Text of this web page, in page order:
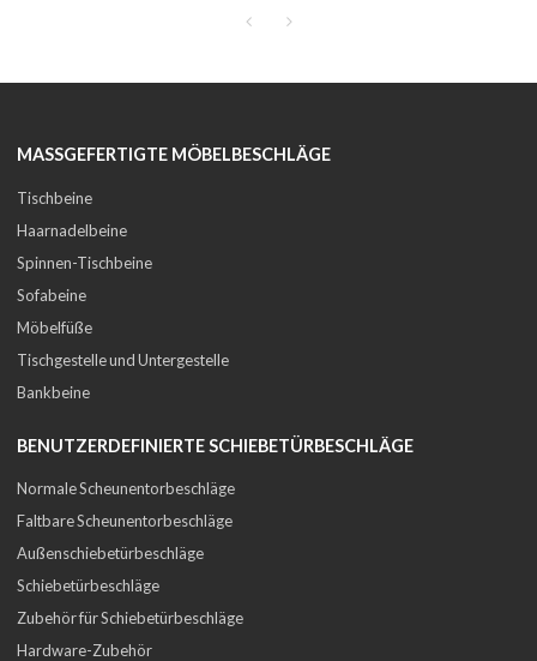
MASSGEFERTIGTE MÖBELBESCHLÄGE
Tischbeine
Haarnadelbeine
Spinnen-Tischbeine
Sofabeine
Möbelfüße
Tischgestelle und Untergestelle
Bankbeine
BENUTZERDEFINIERTE SCHIEBETÜRBESCHLÄGE
Normale Scheunentorbeschläge
Faltbare Scheunentorbeschläge
Außenschiebetürbeschläge
Schiebetürbeschläge
Zubehör für Schiebetürbeschläge
Hardware-Zubehör